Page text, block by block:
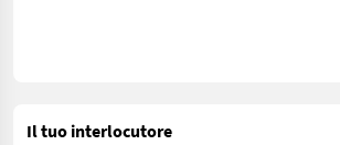
Il tuo interlocutore